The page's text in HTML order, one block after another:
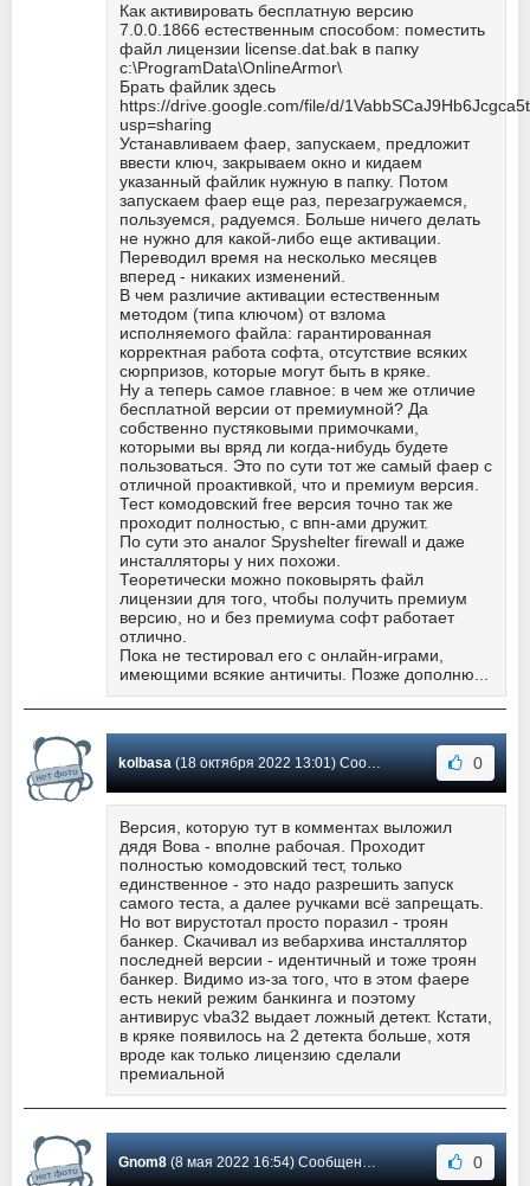
Как активировать бесплатную версию
7.0.0.1866 естественным способом: поместить
файл лицензии license.dat.bak в папку
c:\ProgramData\OnlineArmor\
Брать файлик здесь
https://drive.google.com/file/d/
usp=sharing
Устанавливаем фаер, запускаем, предложит
ввести ключ, закрываем окно и кидаем
указанный файлик нужную в папку. Потом
запускаем фаер еще раз, перезагружаемся,
пользуемся, радуемся. Больше ничего делать
не нужно для какой-либо еще активации.
Переводил время на несколько месяцев
вперед - никаких изменений.
В чем различие активации естественным
методом (типа ключом) от взлома
исполняемого файла: гарантированная
корректная работа софта, отсутствие всяких
сюрпризов, которые могут быть в кряке.
Ну а теперь самое главное: в чем же отличие
бесплатной версии от премиумной? Да
собственно пустяковыми примочками,
которыми вы вряд ли когда-нибудь будете
пользоваться. Это по сути тот же самый фаер с
отличной проактивкой, что и премиум версия.
Тест комодовский free версия точно так же
проходит полностью, с впн-ами дружит.
По сути это аналог Spyshelter firewall и даже
инсталляторы у них похожи.
Теоретически можно поковырять файл
лицензии для того, чтобы получить премиум
версию, но и без премиума софт работает
отлично.
Пока не тестировал его с онлайн-играми,
имеющими всякие античиты. Позже дополню...
kolbasa(18 октября 2022 13:01) Сообщение #109 0
Версия, которую тут в комментах выложил
дядя Вова - вполне рабочая. Проходит
полностью комодовский тест, только
единственное - это надо разрешить запуск
самого теста, а далее ручками всё запрещать.
Но вот вирустотал просто поразил - троян
банкер. Скачивал из вебархива инсталлятор
последней версии - идентичный и тоже троян
банкер. Видимо из-за того, что в этом фаере
есть некий режим банкинга и поэтому
антивирус vba32 выдает ложный детект. Кстати,
в кряке появилось на 2 детекта больше, хотя
вроде как только лицензию сделали
премиальной
Gnom8(8 мая 2022 16:54) Сообщение #108 0